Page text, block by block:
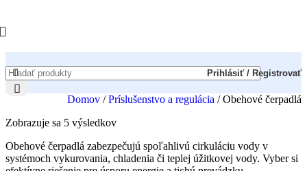
Prihlásiť / Registrovať
Domov / Príslušenstvo a regulácia / Obehové čerpadlá
Zobrazuje sa 5 výsledkov
Obehové čerpadlá zabezpečujú spoľahlivú cirkuláciu vody v
systémoch vykurovania, chladenia či teplej úžitkovej vody. Vyber si